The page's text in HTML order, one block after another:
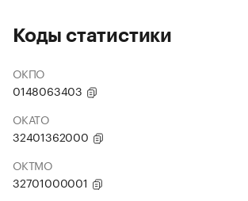
Коды статистики
ОКПО
0148063403
ОКАТО
32401362000
ОКТМО
32701000001